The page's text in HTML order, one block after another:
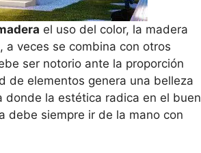
el uso del color, la madera
veces se combina con otros
ser notorio ante la proporción
de elementos genera una belleza
donde la estética radica en el buen
debe siempre ir de la mano con